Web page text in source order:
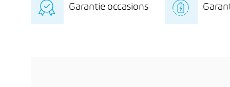
indépendant avec
Garantie occasions